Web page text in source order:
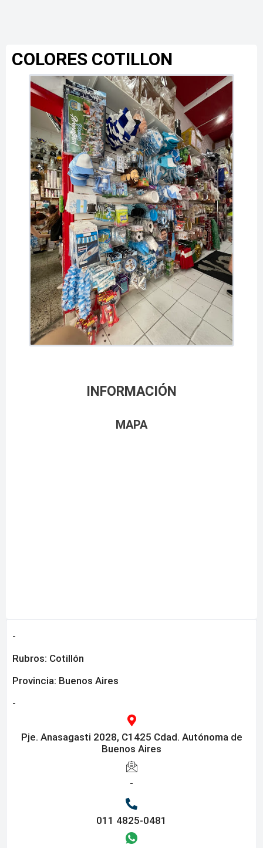
COLORES COTILLON
INFORMACIÓN
MAPA
-
Rubros: Cotillón
Provincia: Buenos Aires
-
Pje. Anasagasti 2028, C1425 Cdad. Autónoma de
Buenos Aires
-
011 4825-0481